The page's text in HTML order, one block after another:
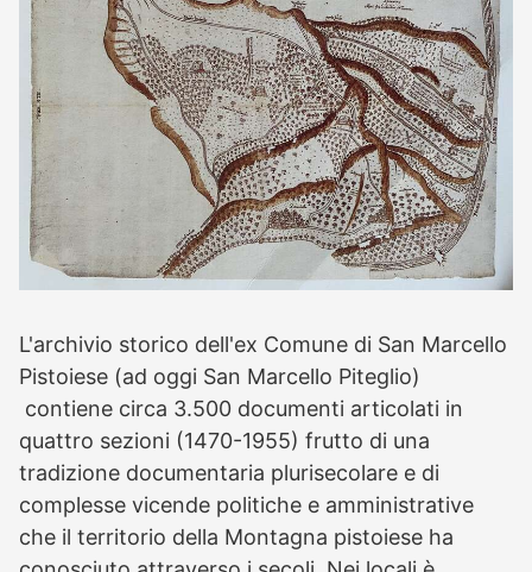
L'archivio storico dell'ex Comune di San Marcello
Pistoiese (ad oggi San Marcello Piteglio)
contiene circa 3.500 documenti articolati in
quattro sezioni (1470-1955) frutto di una
tradizione documentaria plurisecolare e di
complesse vicende politiche e amministrative
che il territorio della Montagna pistoiese ha